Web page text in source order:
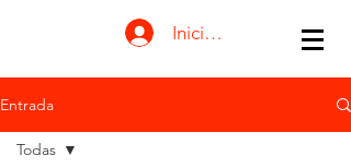
Iniciar sesión
Entrada
Todas